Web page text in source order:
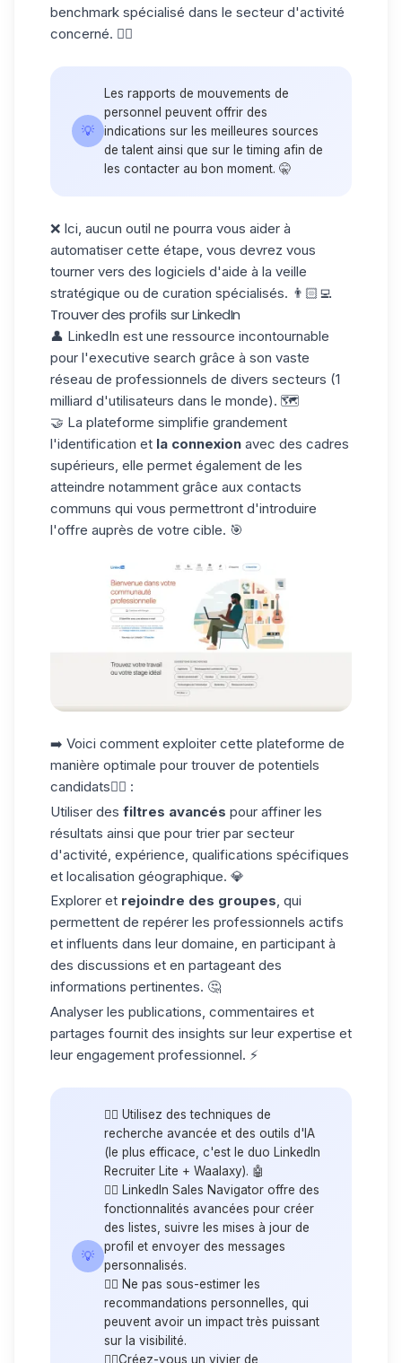
benchmark spécialisé dans le secteur d'activité
concerné. 🕵️‍♂️
💡
Les rapports de mouvements de
personnel peuvent offrir des
indications sur les meilleures sources
de talent ainsi que sur le timing afin de
les contacter au bon moment. 🤫
❌ Ici, aucun outil ne pourra vous aider à
automatiser cette étape, vous devrez vous
tourner vers des logiciels d'aide à la veille
stratégique ou de curation spécialisés. 👨🏻‍💻
Trouver des profils sur LinkedIn
👤 LinkedIn est une ressource incontournable
pour l'executive search grâce à son vaste
réseau de professionnels de divers secteurs (1
milliard d'utilisateurs dans le monde). 🗺️
🤝 La plateforme simplifie grandement
l'identification et la connexion avec des cadres
supérieurs, elle permet également de les
atteindre notamment grâce aux contacts
communs qui vous permettront d'introduire
l'offre auprès de votre cible. 🎯
➡️ Voici comment exploiter cette plateforme de
manière optimale pour trouver de potentiels
candidats👇🏼 :
Utiliser des filtres avancés pour affiner les
résultats ainsi que pour trier par secteur
d'activité, expérience, qualifications spécifiques
et localisation géographique. 💎
Explorer et rejoindre des groupes, qui
permettent de repérer les professionnels actifs
et influents dans leur domaine, en participant à
des discussions et en partageant des
informations pertinentes. 🤔
Analyser les publications, commentaires et
partages fournit des insights sur leur expertise et
leur engagement professionnel. ⚡️
💡
👉🏼 Utilisez des techniques de
recherche avancée et des outils d'IA
(le plus efficace, c'est le duo LinkedIn
Recruiter Lite + Waalaxy). 🤖
👉🏼 LinkedIn Sales Navigator offre des
fonctionnalités avancées pour créer
des listes, suivre les mises à jour de
profil et envoyer des messages
personnalisés.
👉🏼 Ne pas sous-estimer les
recommandations personnelles, qui
peuvent avoir un impact très puissant
sur la visibilité.
👉🏼Créez-vous un vivier de